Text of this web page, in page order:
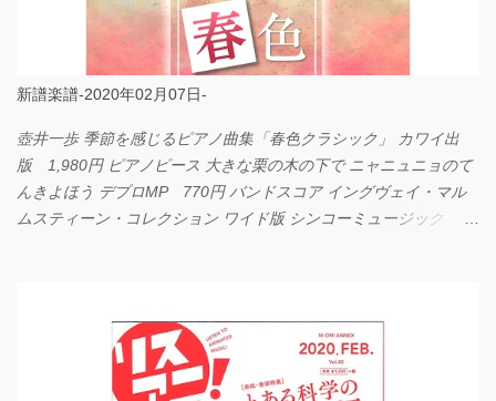
新譜楽譜-2020年02月07日-
壺井一歩 季節を感じるピアノ曲集「春色クラシック」 カワイ出
版 1,980円 ピアノピース 大きな栗の木の下で ニャニュニョのて
んきよほう デプロMP 770円 バンドスコア イングヴェイ・マル
ムスティーン・コレクション ワイド版 シンコーミュージック